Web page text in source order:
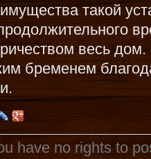
такой
весь
бременем
have no rights to